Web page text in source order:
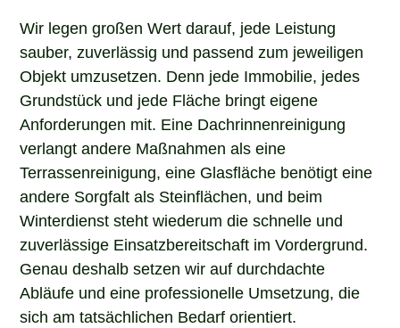
Wir legen großen Wert darauf, jede Leistung
sauber, zuverlässig und passend zum jeweiligen
Objekt umzusetzen. Denn jede Immobilie, jedes
Grundstück und jede Fläche bringt eigene
Anforderungen mit. Eine Dachrinnenreinigung
verlangt andere Maßnahmen als eine
Terrassenreinigung, eine Glasfläche benötigt eine
andere Sorgfalt als Steinflächen, und beim
Winterdienst steht wiederum die schnelle und
zuverlässige Einsatzbereitschaft im Vordergrund.
Genau deshalb setzen wir auf durchdachte
Abläufe und eine professionelle Umsetzung, die
sich am tatsächlichen Bedarf orientiert.